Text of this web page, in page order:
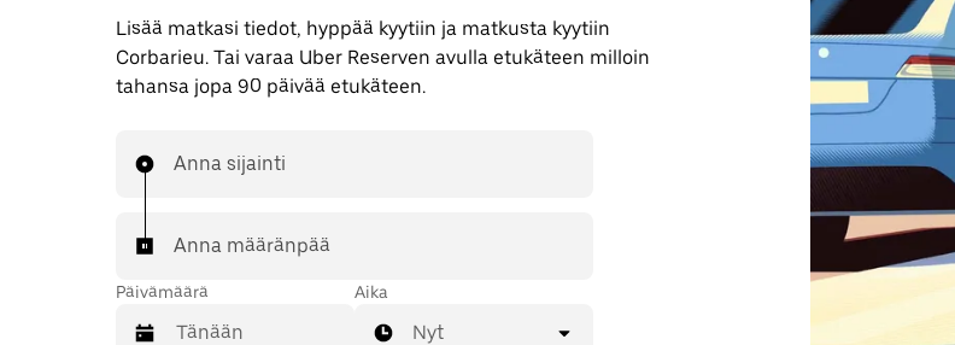
Lisää matkasi tiedot, hyppää kyytiin ja matkusta kyytiin
Corbarieu. Tai varaa Uber Reserven avulla etukäteen milloin
tahansa jopa 90 päivää etukäteen.
Anna sijainti
Anna määränpää
Päivämäärä Aika
Nyt